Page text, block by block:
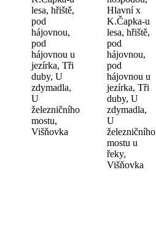
lesa, hřiště,
pod
hájovnou,
pod
hájovnou u
jezírka, Tři
duby, U
zdymadla,
U
železničního
mostu,
Višňovka
Hlavní x
K.Čapka-u
lesa, hřiště,
pod
hájovnou,
pod
hájovnou u
jezírka, Tři
duby, U
zdymadla,
U
železničního
mostu u
řeky,
Višňovka